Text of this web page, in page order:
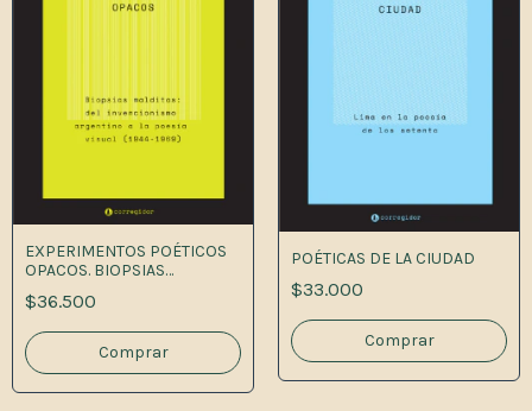
EXPERIMENTOS POÉTICOS
OPACOS. BIOPSIAS
MALDITAS: DEL
INVENCIONISMO
ARGENTINO A LA POESÍA
VISUAL
$36.500
POÉTICAS DE LA CIUDAD
$33.000